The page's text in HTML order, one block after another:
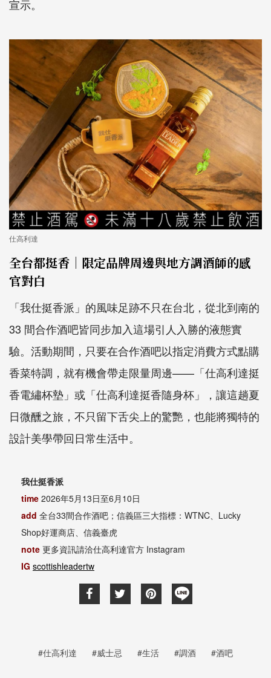
宣示。
仕高利達
全台都挺香｜限定品牌周邊與地方調酒師的感
官對白
「我仕挺香派」的風味足跡不只在台北，從北到南的
33 間合作酒吧皆同步加入這場引人入勝的液態實
驗。活動期間，只要在合作酒吧以指定消費方式點購
香菜特調，就有機會帶走限量周邊——「仕高利達挺
香電繡杯墊」或「仕高利達挺香隨身杯」，讓這趟夏
日微醺之旅，不只留下舌尖上的驚艷，也能將獨特的
設計美學帶回日常生活中。
我仕挺香派
time 2026年5月13日至6月10日
add 全台33間合作酒吧；信義區三大指標：WTNC、Lucky
Shop好運商店、信義臺虎
note 更多資訊請洽仕高利達官方 Instagram
IG scottishleadertw
#仕高利達 #威士忌 #生活 #調酒 #酒吧